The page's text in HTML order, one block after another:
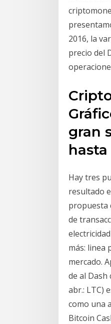
2016, la
precio del
gran
Hay tres
resultado
propuesta
de
más: linea
mercado.
de al
abr.: LTC)
como una
Bitcoin